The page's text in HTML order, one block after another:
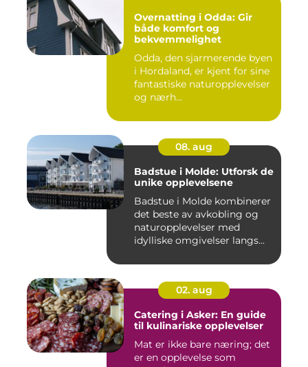
Overnatting i Odda: Gir
både komfort og
bekvemmelighet
Odda, den sjarmerende byen
i Hordaland, er kjent for sine
fantastiske naturopplevelser
og nærh...
08. aug
Badstue i Molde: Utforsk de
unike opplevelsene
Badstue i Molde kombinerer
det beste av avkobling og
naturopplevelser med
idylliske omgivelser langs...
02. aug
Catering i Asker: En guide
til kulinariske opplevelser
Mat er ikke bare næring; det
er en opplevelse som